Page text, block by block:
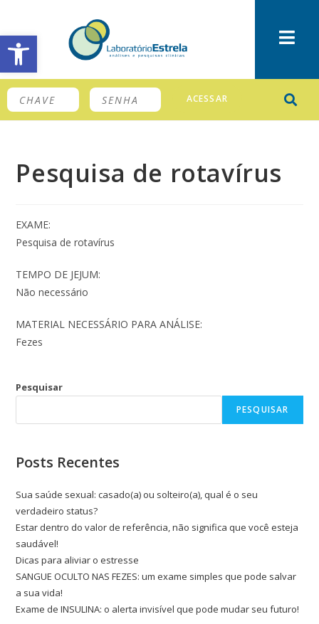
Barra de Ferramentas Aberta
ACESSAR
Pesquisa de rotavírus
EXAME:
Pesquisa de rotavírus
TEMPO DE JEJUM:
Não necessário
MATERIAL NECESSÁRIO PARA ANÁLISE:
Fezes
Pesquisar
PESQUISAR
Posts Recentes
Sua saúde sexual: casado(a) ou solteiro(a), qual é o seu
verdadeiro status?
Estar dentro do valor de referência, não significa que você esteja
saudável!
Dicas para aliviar o estresse
SANGUE OCULTO NAS FEZES: um exame simples que pode salvar
a sua vida!
Exame de INSULINA: o alerta invisível que pode mudar seu futuro!